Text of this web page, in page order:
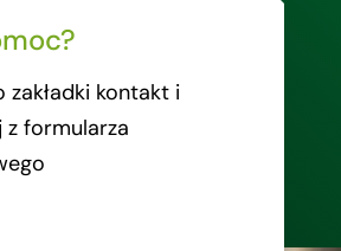
zakładki kontakt i
z formularza